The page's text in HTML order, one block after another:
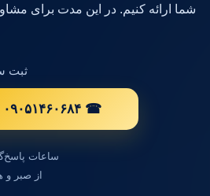
شما ارائه کنیم. در این مدت برای
ثبت
☎ ۰۹۰۵۱۴۶۰۶۸۴
ساعات
از صبر